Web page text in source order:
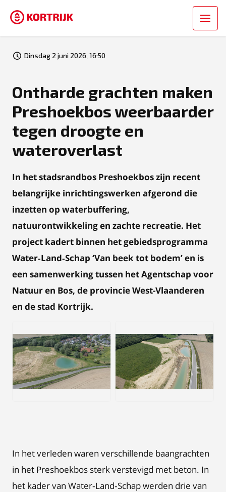
Dinsdag 2 juni 2026, 16:50
Ontharde grachten maken
Preshoekbos weerbaarder
tegen droogte en
wateroverlast
In het stadsrandbos Preshoekbos zijn recent
belangrijke inrichtingswerken afgerond die
inzetten op waterbuffering,
natuurontwikkeling en zachte recreatie. Het
project kadert binnen het gebiedsprogramma
Water‑Land‑Schap ‘Van beek tot bodem’ en is
een samenwerking tussen het Agentschap voor
Natuur en Bos, de provincie West-Vlaanderen
en de stad Kortrijk.
JPG JPG
In het verleden waren verschillende baangrachten
in het Preshoekbos sterk verstevigd met beton. In
het kader van Water‑Land‑Schap werden drie van